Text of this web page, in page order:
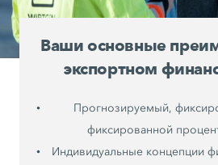
Ваши основные
экспортном
Прогнозируемый,
фиксированной
Индивидуальные концепции